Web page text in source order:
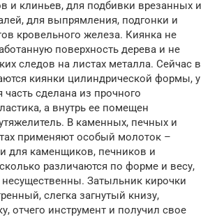
и клиньев, для подбивки врезанных и
для выпрямления, подгонки и
кровельного железа. Киянка не
поверхность дерева и не
следов на листах металла. Сейчас в
киянки цилиндрической формы, у
часть сделана из прочного
а внутрь ее помещен
В каменных, печных и
применяют особый молоток –
для каменщиков, печников и
различаются по форме и весу,
несущественны. Затыльник кирочки
слегка загнутый книзу,
отчего инструмент и получил свое